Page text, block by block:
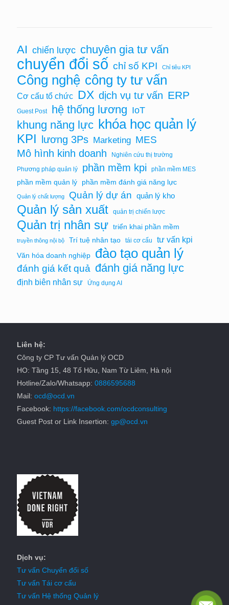
AI chiến lược chuyên gia tư vấn
chuyển đổi số chỉ số KPI Chỉ tiêu KPI
Công nghệ công ty tư vấn
Cơ cấu tổ chức DX dịch vụ tư vấn ERP
Guest Post hệ thống lương IoT
khung năng lực khóa học quản lý
KPI lương 3Ps Marketing MES
Mô hình kinh doanh
Nghiên cứu thị trường
Phương pháp quản lý
phần mềm kpi phần mềm MES
phần mềm quản lý phần mềm đánh giá năng lực
Quản lý chất lượng Quản lý dự án quản lý kho
Quản lý sản xuất quản trị chiến lược
Quản trị nhân sự triển khai phần mềm
truyền thông nội bộ Trí tuệ nhân tạo tái cơ cấu tư vấn kpi
Văn hóa doanh nghiệp đào tạo quản lý
đánh giá kết quả đánh giá năng lực
định biên nhân sự Ứng dụng AI
Liên hệ:
Công ty CP Tư vấn Quản lý OCD
HO: Tầng 15, 48 Tố Hữu, Nam Từ Liêm, Hà nội
Hotline/Zalo/Whatsapp: 0886595688
Mail: ocd@ocd.vn
Facebook: https://facebook.com/ocdconsulting
Guest Post or Link Insertion: gp@ocd.vn
Dịch vụ:
Tư vấn Chuyển đổi số
Tư vấn Tái cơ cấu
Tư vấn Hệ thống Quản lý